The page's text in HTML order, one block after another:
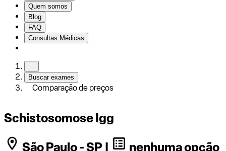
Quem somos
Blog
FAQ
Consultas Médicas
Buscar exames
Comparação de preços
Schistosomose Igg
São Paulo - SP |
nenhuma opção